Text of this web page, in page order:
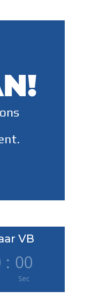
VB
: 00
Sec